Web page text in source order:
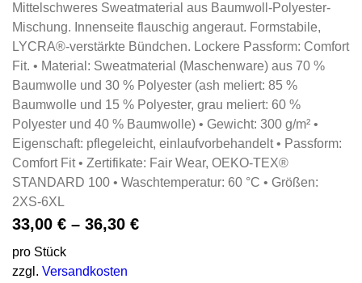
Mittelschweres Sweatmaterial aus Baumwoll-Polyester-
Mischung. Innenseite flauschig angeraut. Formstabile,
LYCRA®-verstärkte Bündchen. Lockere Passform: Comfort
Fit. • Material: Sweatmaterial (Maschenware) aus 70 %
Baumwolle und 30 % Polyester (ash meliert: 85 %
Baumwolle und 15 % Polyester, grau meliert: 60 %
Polyester und 40 % Baumwolle) • Gewicht: 300 g/m² •
Eigenschaft: pflegeleicht, einlaufvorbehandelt • Passform:
Comfort Fit • Zertifikate: Fair Wear, OEKO-TEX®
STANDARD 100 • Waschtemperatur: 60 °C • Größen:
2XS-6XL
33,00 € – 36,30 €
pro Stück
zzgl. Versandkosten